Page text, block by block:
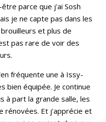
parce que j'ai Sosh
je ne capte pas dans les
et plus de
pas rare de voir des
fréquente une à Issy-
bien équipée. Je continue
à part la grande salle, les
rénovées. Et j'apprécie et